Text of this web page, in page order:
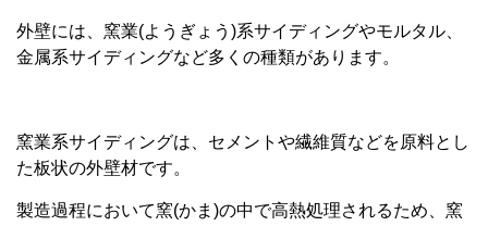
外壁には、窯業(ようぎょう)系サイディングやモルタル、
金属系サイディングなど多くの種類があります。
窯業系サイディングは、セメントや繊維質などを原料とし
た板状の外壁材です。
製造過程において窯(かま)の中で高熱処理されるため、窯